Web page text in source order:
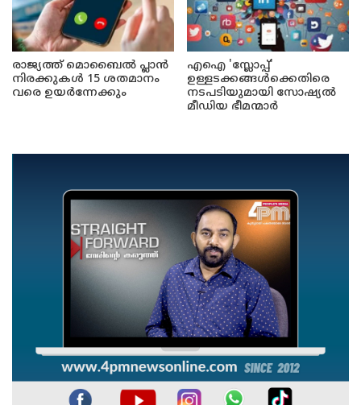
രാജ്യത്ത് മൊബൈൽ പ്ലാൻ
നിരക്കുകൾ 15 ശതമാനം
വരെ ഉയർന്നേക്കും
എഐ 'സ്ലോപ്പ്'
ഉള്ളടക്കങ്ങൾക്കെതിരെ
നടപടിയുമായി സോഷ്യൽ
മീഡിയ ഭീമന്മാർ